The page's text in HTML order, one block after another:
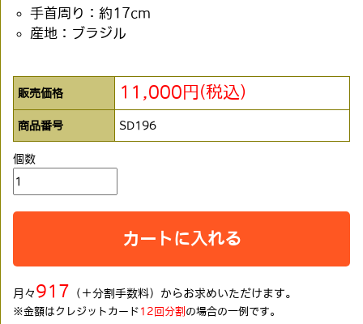
手首周り：約17cm
産地：ブラジル
販売価格 11,000円(税込)
商品番号 SD196
個数
カートに入れる
月々 917 （＋分割手数料）からお求めいただけます。
※金額はクレジットカード 12回分割 の場合の一例です。